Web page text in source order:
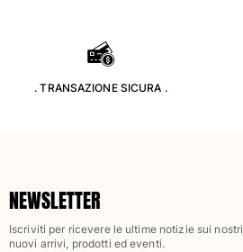
. TRANSAZIONE SICURA .
NEWSLETTER
Iscriviti per ricevere le ultime notizie sui nostri
nuovi arrivi, prodotti ed eventi.